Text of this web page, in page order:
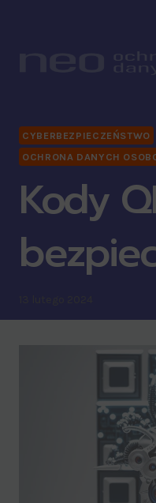
CYBERBEZPIECZEŃSTWO
OCHRONA DANYCH
Kody